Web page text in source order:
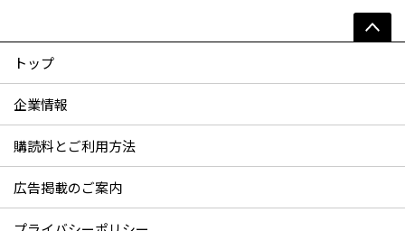
トップ
企業情報
購読料とご利用方法
広告掲載のご案内